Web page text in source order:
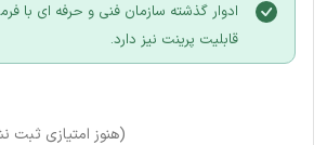
قابلیت پرینت نیز دارد.
(هنوز امتیازی